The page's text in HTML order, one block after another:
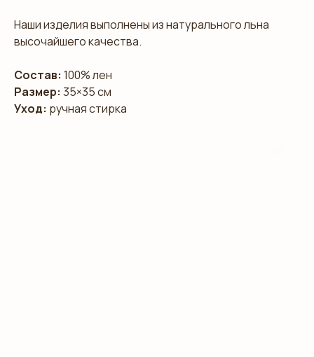
Наши изделия выполнены из натурального льна
высочайшего качества.
Состав: 100% лен
Размер: 35×35 см
Уход: ручная стирка